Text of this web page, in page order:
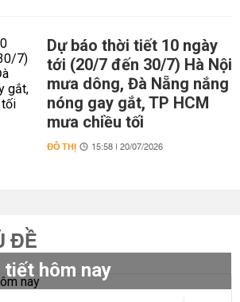
Dự báo thời tiết 10 ngày
tới (20/7 đến 30/7) Hà Nội
mưa dông, Đà Nẵng nắng
nóng gay gắt, TP HCM
mưa chiều tối
ĐÔ THỊ 15:58 | 20/07/2026
ĐỀ
hôm nay